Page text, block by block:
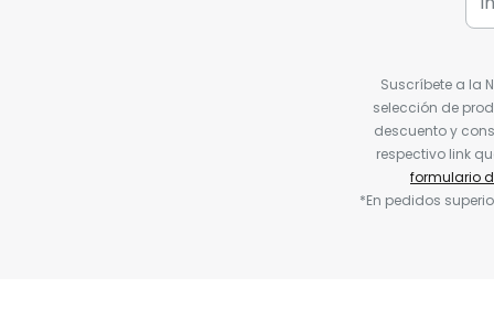
Suscríbete a la
selección de
descuento y
respectivo link
formulario
*En pedidos